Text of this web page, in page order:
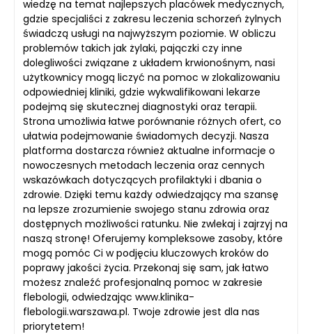
wiedzę na temat najlepszych placówek medycznych,
gdzie specjaliści z zakresu leczenia schorzeń żylnych
świadczą usługi na najwyższym poziomie. W obliczu
problemów takich jak żylaki, pajączki czy inne
dolegliwości związane z układem krwionośnym, nasi
użytkownicy mogą liczyć na pomoc w zlokalizowaniu
odpowiedniej kliniki, gdzie wykwalifikowani lekarze
podejmą się skutecznej diagnostyki oraz terapii.
Strona umożliwia łatwe porównanie różnych ofert, co
ułatwia podejmowanie świadomych decyzji. Nasza
platforma dostarcza również aktualne informacje o
nowoczesnych metodach leczenia oraz cennych
wskazówkach dotyczących profilaktyki i dbania o
zdrowie. Dzięki temu każdy odwiedzający ma szansę
na lepsze zrozumienie swojego stanu zdrowia oraz
dostępnych możliwości ratunku. Nie zwlekaj i zajrzyj na
naszą stronę! Oferujemy kompleksowe zasoby, które
mogą pomóc Ci w podjęciu kluczowych kroków do
poprawy jakości życia. Przekonaj się sam, jak łatwo
możesz znaleźć profesjonalną pomoc w zakresie
flebologii, odwiedzając www.klinika-
flebologii.warszawa.pl. Twoje zdrowie jest dla nas
priorytetem!